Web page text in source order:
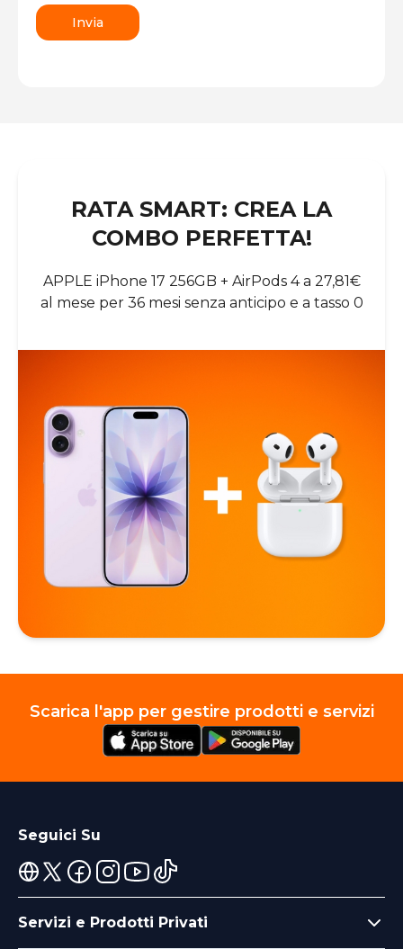
Invia
RATA SMART: CREA LA
COMBO PERFETTA!
APPLE iPhone 17 256GB + AirPods 4 a 27,81€
al mese per 36 mesi senza anticipo e a tasso 0
Scarica l'app per gestire prodotti e servizi
Seguici Su
Servizi e Prodotti Privati